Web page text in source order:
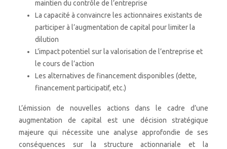
maintien du contrôle de l’entreprise
La capacité à convaincre les actionnaires existants de
participer à l’augmentation de capital pour limiter la
dilution
L’impact potentiel sur la valorisation de l’entreprise et
le cours de l’action
Les alternatives de financement disponibles (dette,
financement participatif, etc.)
L’émission de nouvelles actions dans le cadre d’une
augmentation de capital est une décision stratégique
majeure qui nécessite une analyse approfondie de ses
conséquences sur la structure actionnariale et la